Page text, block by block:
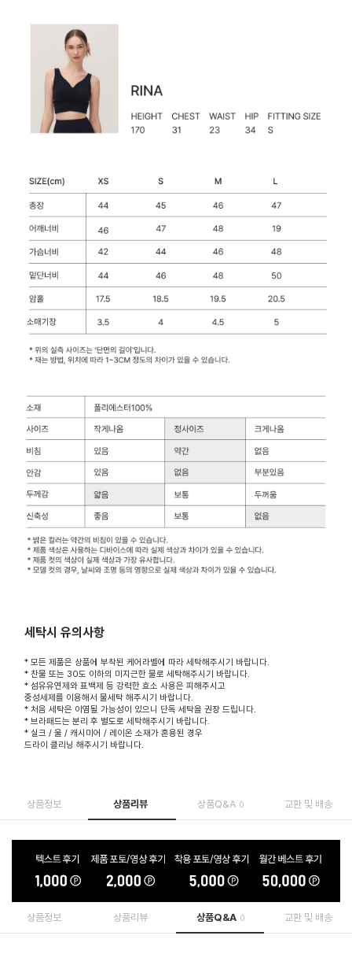
세탁시 유의사항
* 모든 제품은 상품에 부착된 케어라벨에 따라 세탁해주시기 바랍니다.
* 찬물 또는 30도 이하의 미지근한 물로 세탁해주시기 바랍니다.
* 섬유유연제와 표백제 등 강력한 효소 사용은 피해주시고
중성세제를 이용해서 물세탁 해주시기 바랍니다.
* 처음 세탁은 이염될 가능성이 있으니 단독 세탁을 권장 드립니다.
* 브라패드는 분리 후 별도로 세탁해주시기 바랍니다.
* 실크 / 울 / 캐시미어 / 레이온 소재가 혼용된 경우
드라이 클리닝 해주시기 바랍니다.
상품정보 상품리뷰 상품Q&A 0 교환 및 배송
상품정보 상품리뷰 상품Q&A 0 교환 및 배송